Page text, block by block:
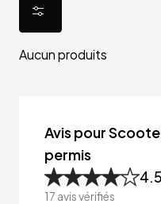
Aucun produits
Avis pour
permis
17 avis vérifiés